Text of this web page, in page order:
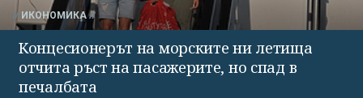
ИКОНОМИКА
Концесионерът на морските ни летища
отчита ръст на пасажерите, но спад в
печалбата